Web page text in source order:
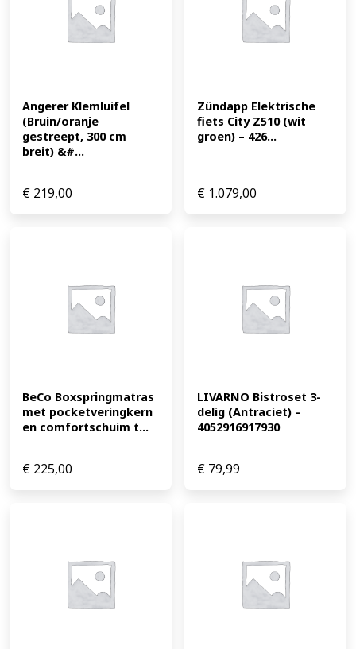
Angerer Klemluifel
(Bruin/oranje
gestreept, 300 cm
breit) &#...
€ 219,00
Zündapp Elektrische
fiets City Z510 (wit
groen) – 426...
€ 1.079,00
BeCo Boxspringmatras
met pocketveringkern
en comfortschuim t...
€ 225,00
LIVARNO Bistroset 3-
delig (Antraciet) –
4052916917930
€ 79,99